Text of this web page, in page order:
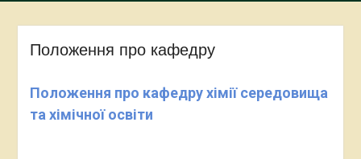
Положення про кафедру
Положення про кафедру хімії середовища
та хімічної освіти